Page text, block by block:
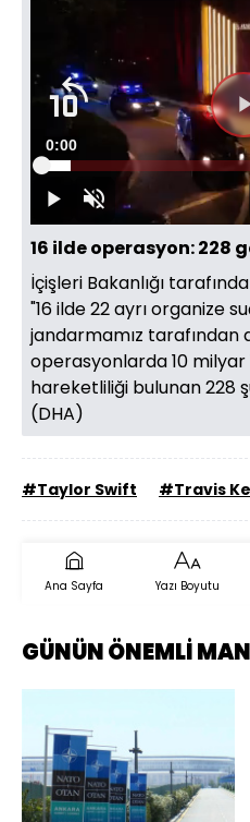
OynatSesi
Aç
Süre
0:00
Yüklendi:
16 ilde operasyon: 228
İçişleri Bakanlığı
"16 ilde 22 ayrı organize
jandarmamız tarafından
operasyonlarda 10 milyar
hareketliliği bulunan 228
(DHA)
#Taylor Swift #Travis
Ana Sayfa Yazı Boyutu
GÜNÜN ÖNEMLİ